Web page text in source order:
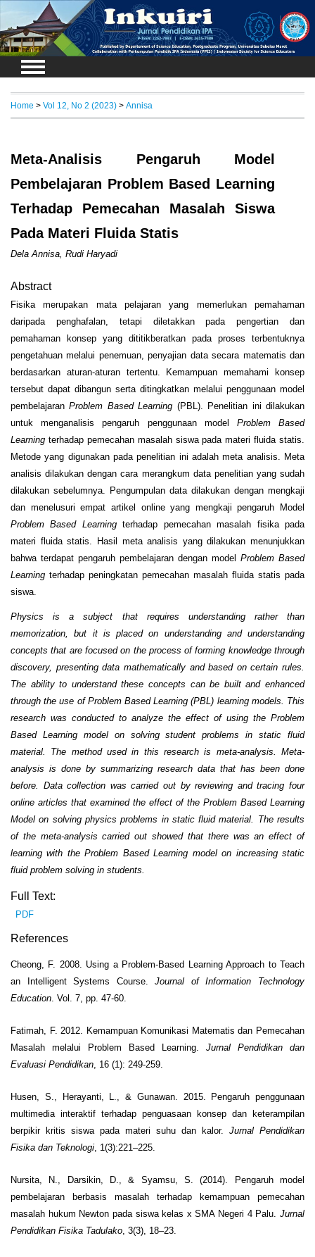
Login
Home > Vol 12, No 2 (2023) > Annisa
Meta-Analisis Pengaruh Model
Pembelajaran Problem Based Learning
Terhadap Pemecahan Masalah Siswa
Pada Materi Fluida Statis
Dela Annisa, Rudi Haryadi
Abstract
Fisika merupakan mata pelajaran yang memerlukan pemahaman
daripada penghafalan, tetapi diletakkan pada pengertian dan
pemahaman konsep yang dititikberatkan pada proses terbentuknya
pengetahuan melalui penemuan, penyajian data secara matematis dan
berdasarkan aturan-aturan tertentu. Kemampuan memahami konsep
tersebut dapat dibangun serta ditingkatkan melalui penggunaan model
pembelajaranProblem Based Learning (PBL). Penelitian ini dilakukan
untuk menganalisis pengaruh penggunaan model Problem Based
Learning terhadap pemecahan masalah siswa pada materi fluida statis.
Metode yang digunakan pada penelitian ini adalah meta analisis. Meta
analisis dilakukan dengan cara merangkum data penelitian yang sudah
dilakukan sebelumnya. Pengumpulan data dilakukan dengan mengkaji
dan menelusuri empat artikel online yang mengkaji pengaruh Model
Problem Based Learningterhadap pemecahan masalah fisika pada
materi fluida statis. Hasil meta analisis yang dilakukan menunjukkan
bahwa terdapat pengaruh pembelajaran dengan model Problem Based
Learning terhadap peningkatan pemecahan masalah fluida statis pada
siswa.
Physics is a subject that requires understanding rather than
memorization, but it is placed on understanding and understanding
concepts that are focused on the process of forming knowledge through
discovery, presenting data mathematically and based on certain rules.
The ability to understand these concepts can be built and enhanced
through the use of Problem Based Learning (PBL) learning models. This
research was conducted to analyze the effect of using the Problem
Based Learning model on solving student problems in static fluid
material. The method used in this research is meta-analysis. Meta-
analysis is done by summarizing research data that has been done
before. Data collection was carried out by reviewing and tracing four
online articles that examined the effect of the Problem Based Learning
Model on solving physics problems in static fluid material. The results
of the meta-analysis carried out showed that there was an effect of
learning with the Problem Based Learning model on increasing static
fluid problem solving in students.
Full Text:
PDF
References
Cheong, F. 2008. Using a Problem-Based Learning Approach to Teach
an Intelligent Systems Course.Journal of Information Technology
Education. Vol. 7, pp. 47-60.
Fatimah, F. 2012. Kemampuan Komunikasi Matematis dan Pemecahan
Masalah melalui Problem Based Learning. Jurnal Pendidikan dan
Evaluasi Pendidikan, 16 (1): 249-259.
Husen, S., Herayanti, L., & Gunawan. 2015. Pengaruh penggunaan
multimedia interaktif terhadap penguasaan konsep dan keterampilan
berpikir kritis siswa pada materi suhu dan kalor. Jurnal Pendidikan
Fisika dan Teknologi, 1(3):221–225.
Nursita, N., Darsikin, D., & Syamsu, S. (2014). Pengaruh model
pembelajaran berbasis masalah terhadap kemampuan pemecahan
masalah hukum Newton pada siswa kelas x SMA Negeri 4 Palu. Jurnal
Pendidikan Fisika Tadulako, 3(3), 18–23.